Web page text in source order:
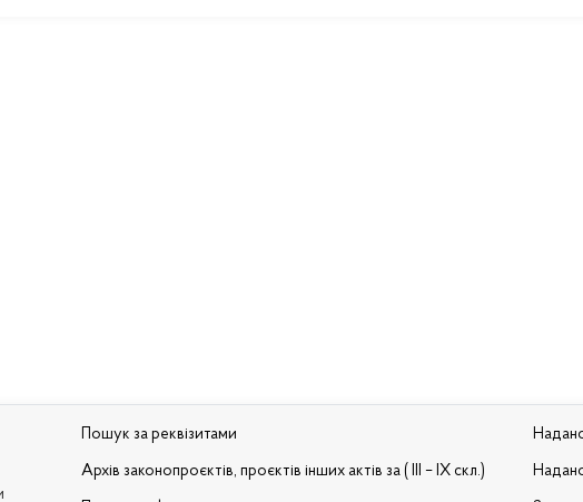
Пошук за реквізитами
Архів законопроєктів, проєктів інших актів за ( III – IX скл.)